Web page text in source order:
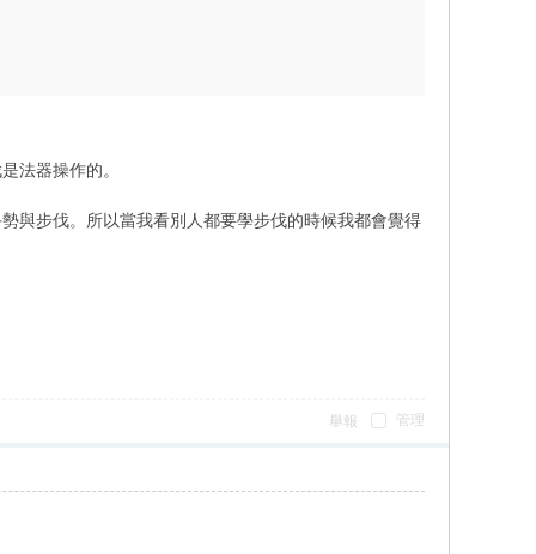
法器操作的。
與步伐。所以當我看別人都要學步伐的時候我都會覺得
管理
舉報